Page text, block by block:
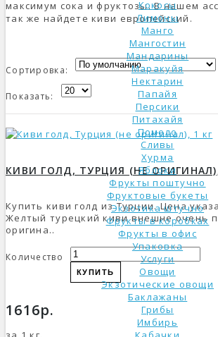
Кокосы
Лимоны
Манго
Мангостин
Мандарины
Маракуйя
Нектарин
Папайя
Персики
Питахайя
Помело
Сливы
Хурма
Яблоки
Фрукты поштучно
Фруктовые букеты
Экзотика штучно
Фрукты в коробках
Фрукты в офис
Упаковка
Услуги
Овощи
Экзотические овощи
Баклажаны
Грибы
Имбирь
максимум сока и фруктозы. В нашем
так же найдете киви европейский.
Сортировка:
Показать:
КИВИ ГОЛД, ТУРЦИЯ (НЕ
Купить киви голд из Турции. Цена
Желтый турецкий киви внешне очень
оригина..
Количество
КУПИТЬ
1616р.